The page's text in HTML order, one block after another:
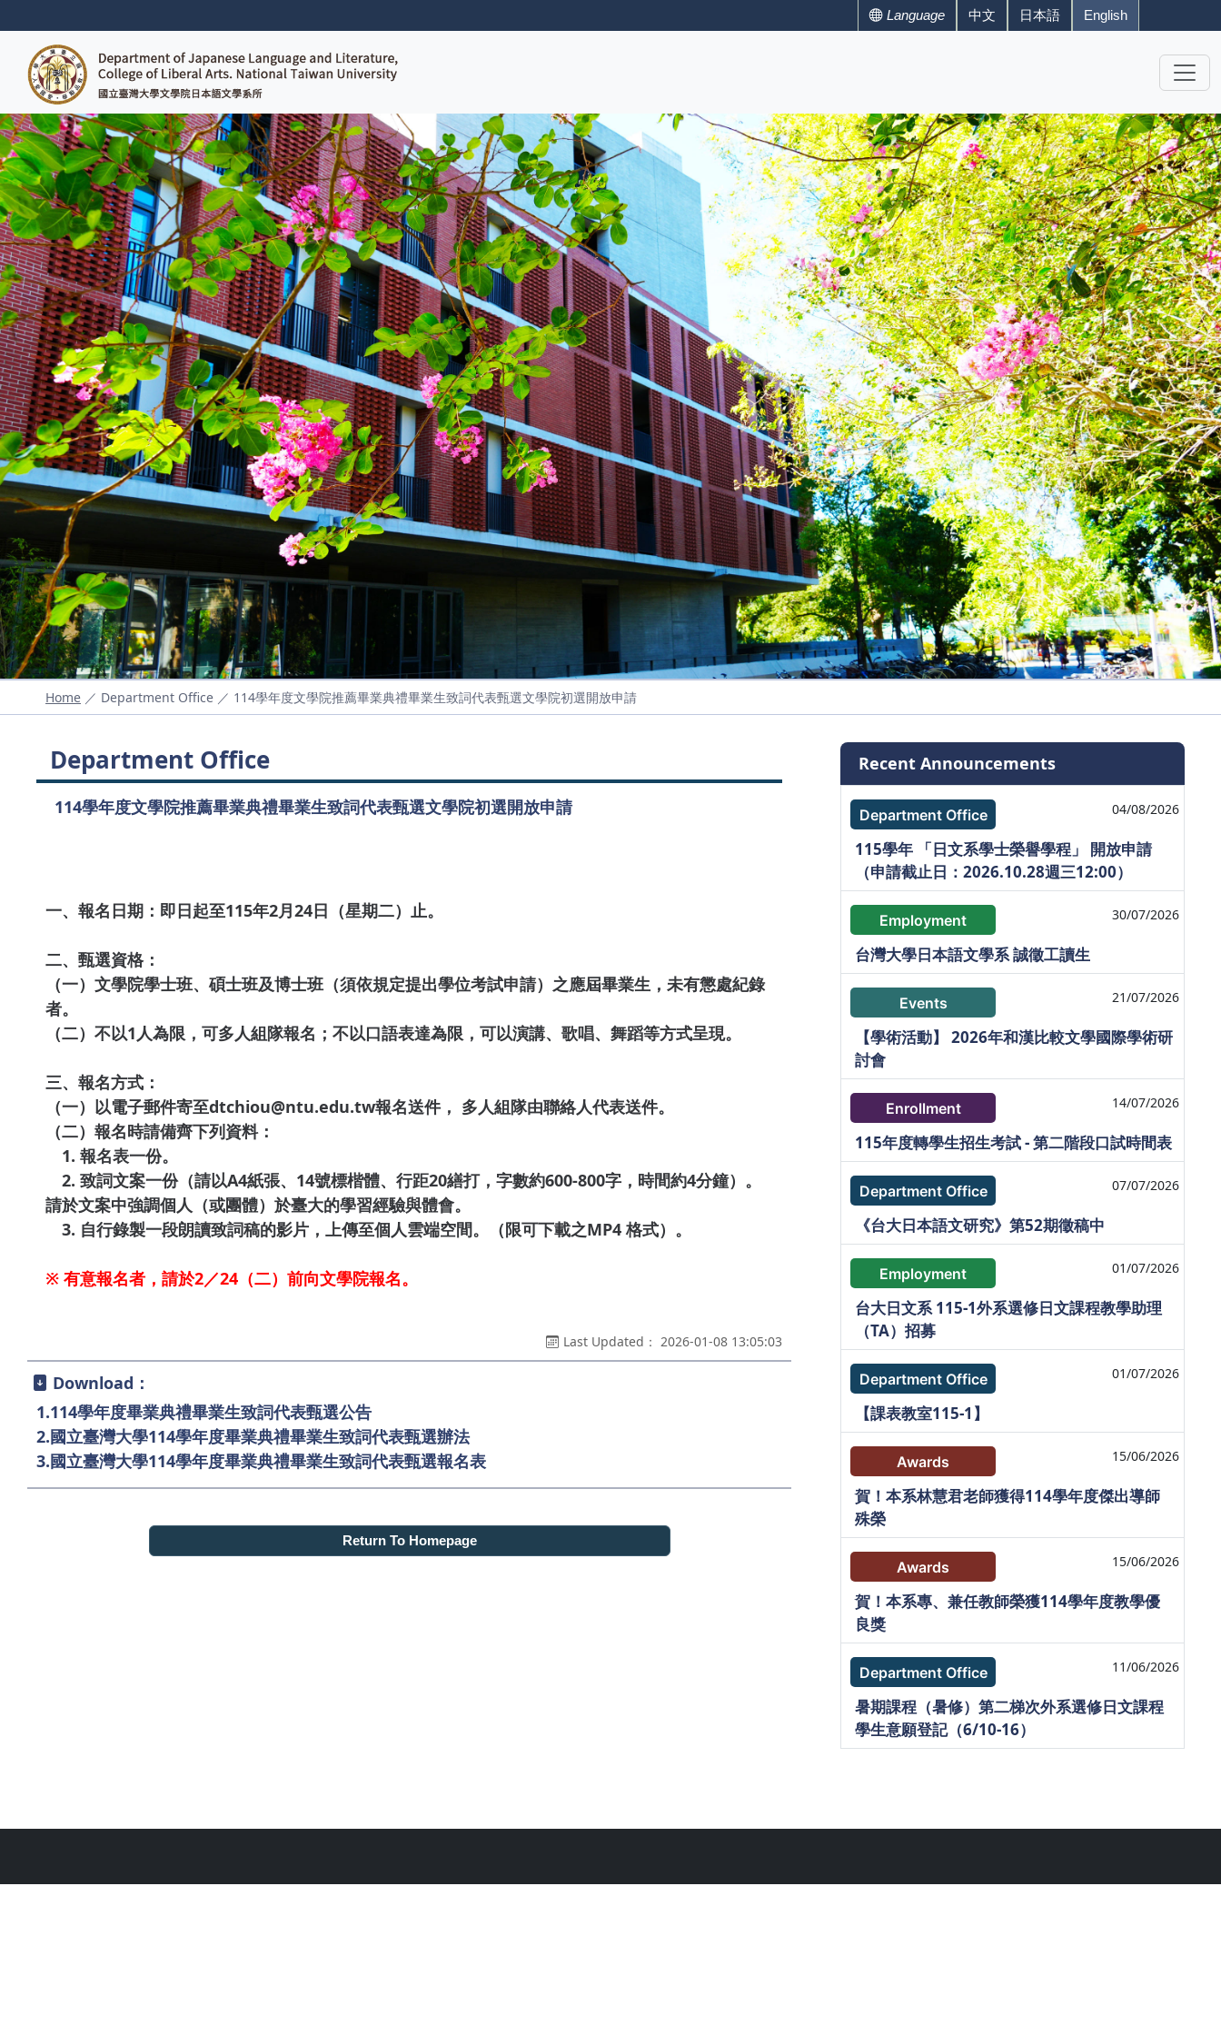
Language 中文 日本語 English
Home ／ Department Office ／ 114學年度文學院推薦畢業典禮畢業生致詞代表甄選文學院初選開放申請
Department Office
114學年度文學院推薦畢業典禮畢業生致詞代表甄選文學院初選開放申請
一、報名日期：即日起至115年2月24日（星期二）止。
二、甄選資格：
（一）文學院學士班、碩士班及博士班（須依規定提出學位考試申請）之應屆畢業生，未有懲處紀錄
者。
（二）不以1人為限，可多人組隊報名；不以口語表達為限，可以演講、歌唱、舞蹈等方式呈現。
三、報名方式：
（一）以電子郵件寄至dtchiou@ntu.edu.tw報名送件， 多人組隊由聯絡人代表送件。
（二）報名時請備齊下列資料：
1. 報名表一份。
2. 致詞文案一份（請以A4紙張、14號標楷體、行距20繕打，字數約600-800字，時間約4分鐘）。
請於文案中強調個人（或團體）於臺大的學習經驗與體會。
3. 自行錄製一段朗讀致詞稿的影片，上傳至個人雲端空間。（限可下載之MP4 格式）。
※ 有意報名者，請於2／24（二）前向文學院報名。
Last Updated： 2026-01-08 13:05:03
Download：
1.114學年度畢業典禮畢業生致詞代表甄選公告
2.國立臺灣大學114學年度畢業典禮畢業生致詞代表甄選辦法
3.國立臺灣大學114學年度畢業典禮畢業生致詞代表甄選報名表
Return To Homepage
Recent Announcements
Department Office 04/08/2026
115學年 「日文系學士榮譽學程」 開放申請
（申請截止日：2026.10.28週三12:00）
Employment 30/07/2026
台灣大學日本語文學系 誠徵工讀生
Events 21/07/2026
【學術活動】 2026年和漢比較文學國際學術研
討會
Enrollment 14/07/2026
115年度轉學生招生考試 - 第二階段口試時間表
Department Office 07/07/2026
《台大日本語文研究》第52期徵稿中
Employment 01/07/2026
台大日文系 115-1外系選修日文課程教學助理
（TA）招募
Department Office 01/07/2026
【課表教室115-1】
Awards 15/06/2026
賀！本系林慧君老師獲得114學年度傑出導師
殊榮
Awards 15/06/2026
賀！本系專、兼任教師榮獲114學年度教學優
良獎
Department Office 11/06/2026
暑期課程（暑修）第二梯次外系選修日文課程
學生意願登記（6/10-16）